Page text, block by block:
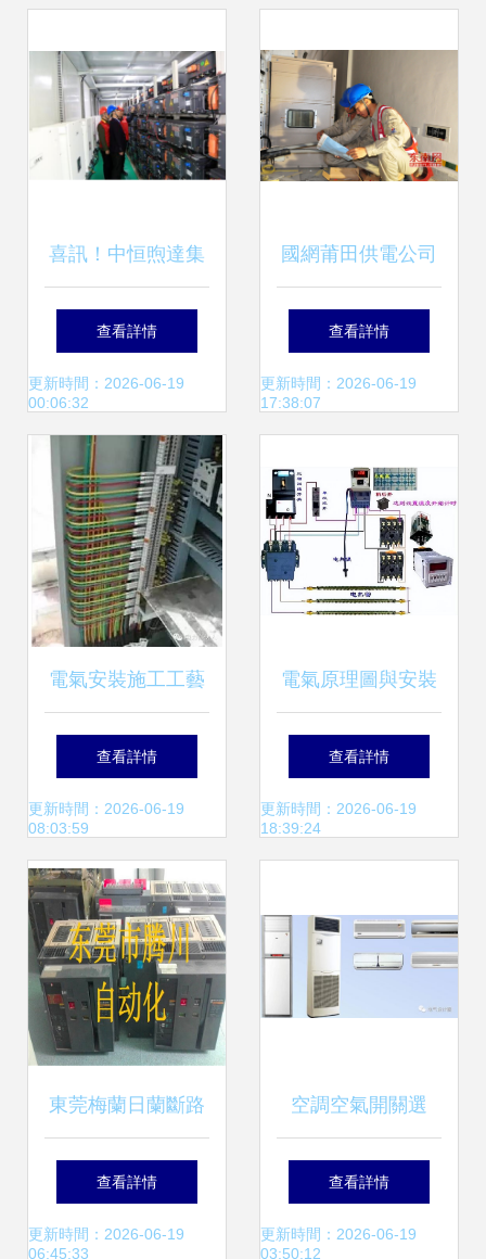
喜訊！中恒煦達集
中小型工商業儲能
項目再登中國儲能
網，電氣安裝服務
助力儲能新篇章
查看詳情
更新時間：2026-06-19
00:06:32
國網莆田供電公司
提速變電站建設，
超前護航莆田大學
查看詳情
更新時間：2026-06-19
17:38:07
電氣安裝施工工藝
圖文全解析
查看詳情
更新時間：2026-06-19
08:03:59
電氣原理圖與安裝
接線圖繪制指南 構
建安全高效的電氣
查看詳情
更新時間：2026-06-19
18:39:24
東莞梅蘭日蘭斷路
器維修與電氣安裝
服務指南 全面解析
查看詳情
更新時間：2026-06-19
06:45:33
空調空氣開關選
25A還是32A？電
氣設計與安裝服務
查看詳情
更新時間：2026-06-19
03:50:12